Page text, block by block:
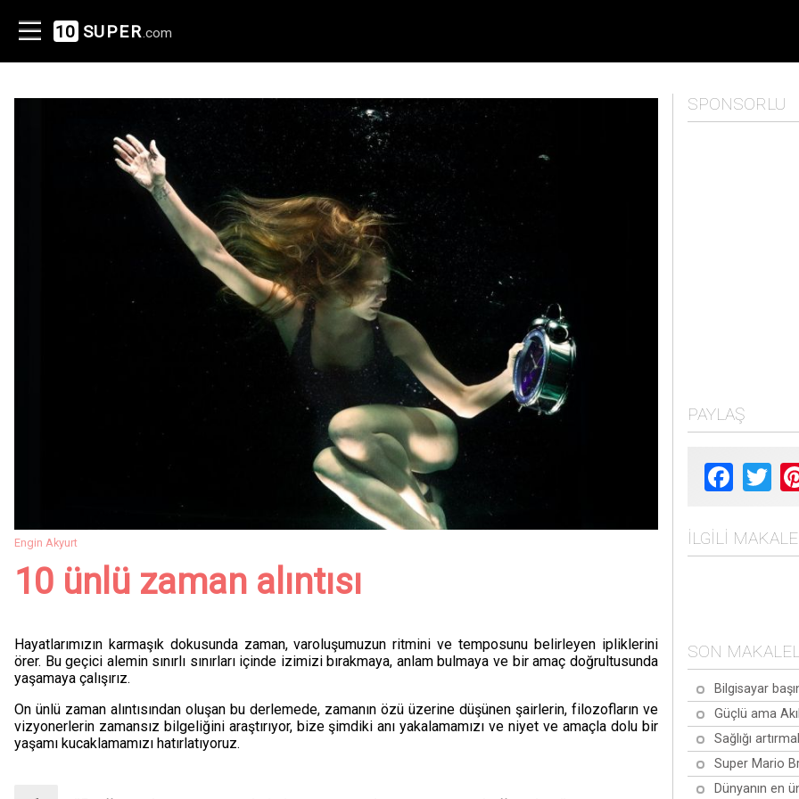
10 SUPER .com
Engin Akyurt
10 ünlü zaman alıntısı
Hayatlarımızın karmaşık dokusunda zaman, varoluşumuzun ritmini ve temposunu belirleyen ipliklerini
örer. Bu geçici alemin sınırlı sınırları içinde izimizi bırakmaya, anlam bulmaya ve bir amaç doğrultusunda
yaşamaya çalışırız.
On ünlü zaman alıntısından oluşan bu derlemede, zamanın özü üzerine düşünen şairlerin, filozofların ve
vizyonerlerin zamansız bilgeliğini araştırıyor, bize şimdiki anı yakalamamızı ve niyet ve amaçla dolu bir
yaşamı kucaklamamızı hatırlatıyoruz.
SPONSORLU
PAYLAŞ
Facebook
İLGILI
SON
Bilgisayar
Güçlü ama
Sağlığı
Super Mario
Dünyanın en